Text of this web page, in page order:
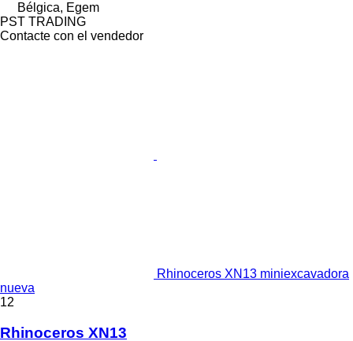
Bélgica, Egem
PST TRADING
Contacte con el vendedor
Rhinoceros XN13 miniexcavadora
nueva
12
Rhinoceros XN13